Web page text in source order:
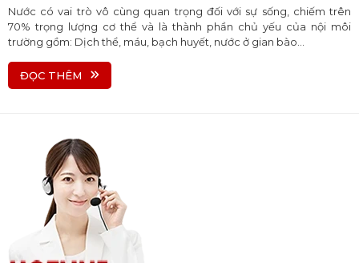
Nước có vai trò vô cùng quan trọng đối với sự sống, chiếm trên
70% trọng lượng cơ thể và là thành phần chủ yếu của nội môi
trường gồm: Dịch thể, máu, bạch huyết, nước ở gian bào…
ĐỌC THÊM